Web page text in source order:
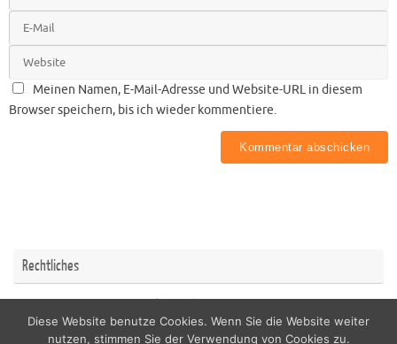
Meinen Namen, E-Mail-Adresse und Website-URL in diesem
Browser speichern, bis ich wieder kommentiere.
Rechtliches
Impressum Datenschutzerklärung
Diese Website benutze Cookies. Wenn Sie die Website weiter
nutzen, stimmen Sie der Verwendung von Cookies zu.